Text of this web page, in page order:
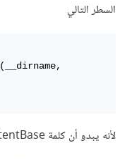
السطر التالي
لأنه يبدو أن كلمة contentBase تم تجاهلها.